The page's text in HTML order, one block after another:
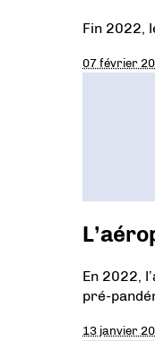
Fin 2022,
07 février
En 2022,
pré-
13 janvier